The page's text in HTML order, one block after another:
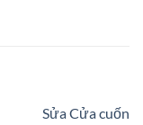
Sửa Cửa cuốn